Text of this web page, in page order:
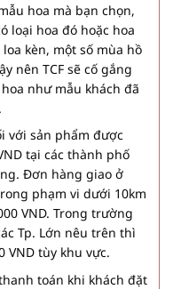
hoa mà bạn chọn,
loại hoa đó hoặc hoa
kèn, một số mùa hồ
nên TCF sẽ cố gắng
như mẫu khách đã
với sản phẩm được
tại các thành phố
Đơn hàng giao ở
phạm vi dưới 10km
VND. Trong trường
Tp. Lớn nêu trên thì
VND tùy khu vực.
toán khi khách đặt